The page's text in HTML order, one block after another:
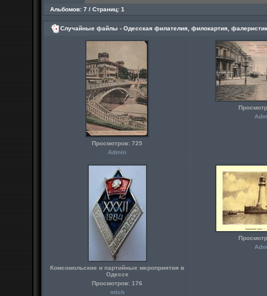
Альбомов: 7 / Страниц: 1
Случайные файлы - Одесская филателия, филокартия,
Просмотров: 725
Admin
Комсомольские и партийные мероприятия в
Одессе
Просмотров: 176
mlch